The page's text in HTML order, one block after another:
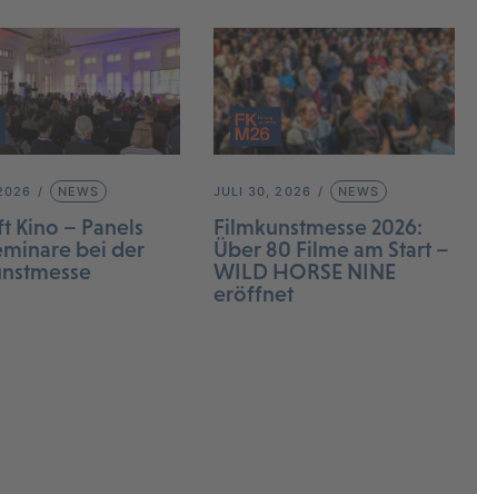
NEWS
Kino – Panels
bei der
JULI 30, 2026 NEWS
Filmkunstmesse 2026:
Über 80 Filme am Start –
WILD HORSE NINE
eröffnet